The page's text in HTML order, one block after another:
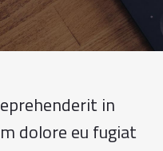
in
dolore eu fugiat